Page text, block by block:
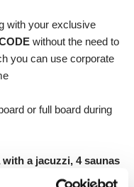
with your exclusive
without the need to
you can use corporate
or full board during
a jacuzzi, 4 saunas
with the fireplace